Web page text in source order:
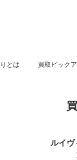
とは 買取ピック
ルイヴ